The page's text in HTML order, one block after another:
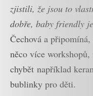
zjistili, že jsou to
dobře, baby friendly
Čechová a
něco více
chybět například
bublinky pro děti.